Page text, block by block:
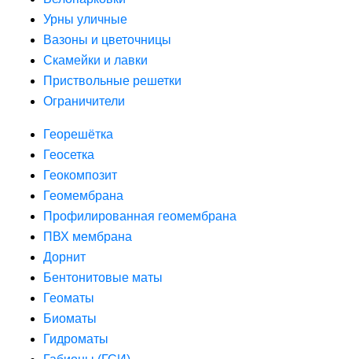
Урны уличные
Вазоны и цветочницы
Скамейки и лавки
Приствольные решетки
Ограничители
Георешётка
Геосетка
Геокомпозит
Геомембрана
Профилированная геомембрана
ПВХ мембрана
Дорнит
Бентонитовые маты
Геоматы
Биоматы
Гидроматы